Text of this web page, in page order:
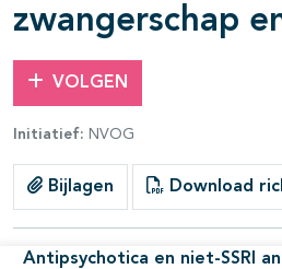
zwangerschap
VOLGEN
Initiatief: NVOG
Bijlagen Download
Antipsychotica en niet-SSRI